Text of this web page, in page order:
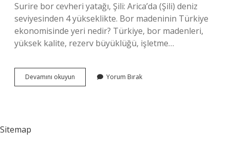
Surire bor cevheri yatağı, Şili: Arica’da (Şili) deniz
seviyesinden 4 yükseklikte. Bor madeninin Türkiye
ekonomisinde yeri nedir? Türkiye, bor madenleri,
yüksek kalite, rezerv büyüklüğü, işletme…
Devamını okuyun
Rezervi
Yorum Bırak
Sitemap